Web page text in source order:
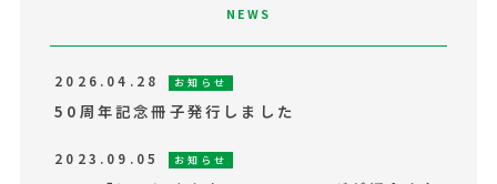
NEWS
2026.04.28 お知らせ
50周年記念冊子発行しました
2023.09.05 お知らせ